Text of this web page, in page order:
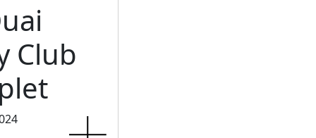
Club